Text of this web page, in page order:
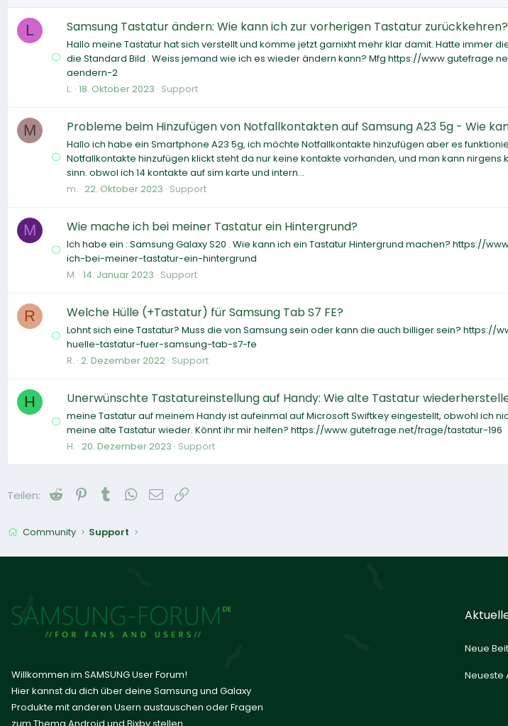
L Samsung Tastatur ändern: Wie kann ich zur vorherigen Tastatur zurückkehren?
Hallo meine Tastatur hat sich verstellt und komme jetzt garnixht mehr klar damit. Hatte immer
die Standard Bild . Weiss jemand wie ich es wieder ändern kann? Mfg https://
aendern-2
L. 18. Oktober 2023 Support
M Probleme beim Hinzufügen von Notfallkontakten auf Samsung A23 5g - Wie
Hallo ich habe ein Smartphone A23 5g, ich möchte Notfallkontakte hinzufügen aber es
Notfallkontakte hinzufügen klickt steht da nur keine kontakte vorhanden, und man kann nirgens
sinn. obwol ich 14 kontakte auf sim karte und intern...
m. 22. Oktober 2023 Support
M Wie mache ich bei meiner Tastatur ein Hintergrund?
Ich habe ein : Samsung Galaxy S20 . Wie kann ich ein Tastatur Hintergrund machen? https://
ich-bei-meiner-tastatur-ein-hintergrund
M. 14. Januar 2023 Support
R Welche Hülle (+Tastatur) für Samsung Tab S7 FE?
Lohnt sich eine Tastatur? Muss die von Samsung sein oder kann die auch billiger sein?
huelle-tastatur-fuer-samsung-tab-s7-fe
R. 2. Dezember 2022 Support
H Unerwünschte Tastatureinstellung auf Handy: Wie alte Tastatur
meine Tastatur auf meinem Handy ist aufeinmal auf Microsoft Swiftkey eingestellt, obwohl ich
meine alte Tastatur wieder. Könnt ihr mir helfen? https://www.gutefrage.net/frage/tastatur-196
H. 20. Dezember 2023 Support
Teilen: Reddit PinterestTumblrWhatsApp
E-Mail
Community Support
Willkommen im SAMSUNG User Forum!
Hier kannst du dich über deine Samsung und Galaxy
Produkte mit anderen Usern austauschen oder Fragen
Neue
Neueste